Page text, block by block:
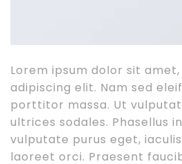
Lorem ipsum dolor sit
adipiscing elit. Nam sed
porttitor massa. Ut
ultrices sodales. Phasellus
vulputate purus eget,
laoreet orci. Praesent